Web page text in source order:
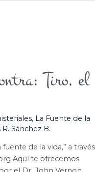
Tiro, el
, La Fuente de la
R. Sánchez B.
de la vida,” a través
Aquí te ofrecemos